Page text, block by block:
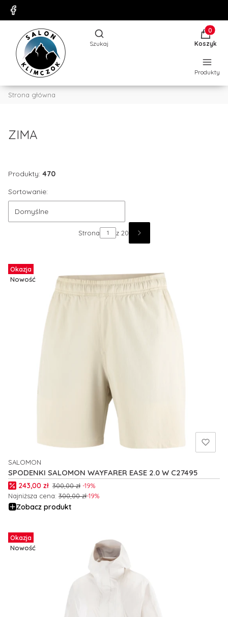
Otwórz wyszukiwarkę
Szukaj Koszyk
Produkty
Strona główna
ZIMA
Produkty: 470
Sortowanie:
Domyślne
Strona z 20
Okazja
Nowość
SPODENKI SALOMON WAYFARER EASE 2.0 W C27495
PRODUCENT
SALOMON
Cena promocyjna
243,00 zł 300,00 zł -19%
Najniższa cena: 300,00 zł-19%
Zobacz produkt
Okazja
Nowość